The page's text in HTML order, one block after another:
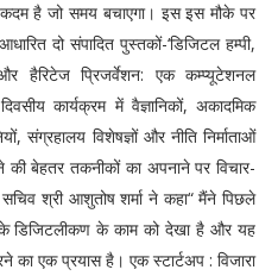
है जो समय बचाएगा। इस इस मौके पर
दो संपादित पुस्तकों-‘डिजिटल हम्पी,
हैरिटेज प्रिजर्वेशन: एक कम्प्यूटेशनल
कार्यक्रम में वैज्ञानिकों, अकादमिक
संग्रहालय विशेषज्ञों और नीति निर्माताओं
बेहतर तकनीकों का अपनाने पर विचार-
सचिव श्री आशुतोष शर्मा ने कहा“ मैंने पिछले
के डिजिटलीकण के काम को देखा है और यह
का एक प्रयास है। एक स्टार्टअप : विजारा